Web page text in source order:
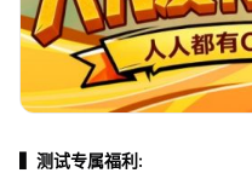
▍测试专属福利: